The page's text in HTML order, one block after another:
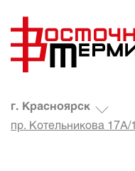
г. Красноярск
пр. Котельникова 17А/1